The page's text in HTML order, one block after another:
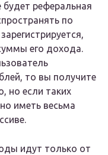
будет реферальная
по
его дохода.
то вы получите
но если таких
иметь весьма
идут только от